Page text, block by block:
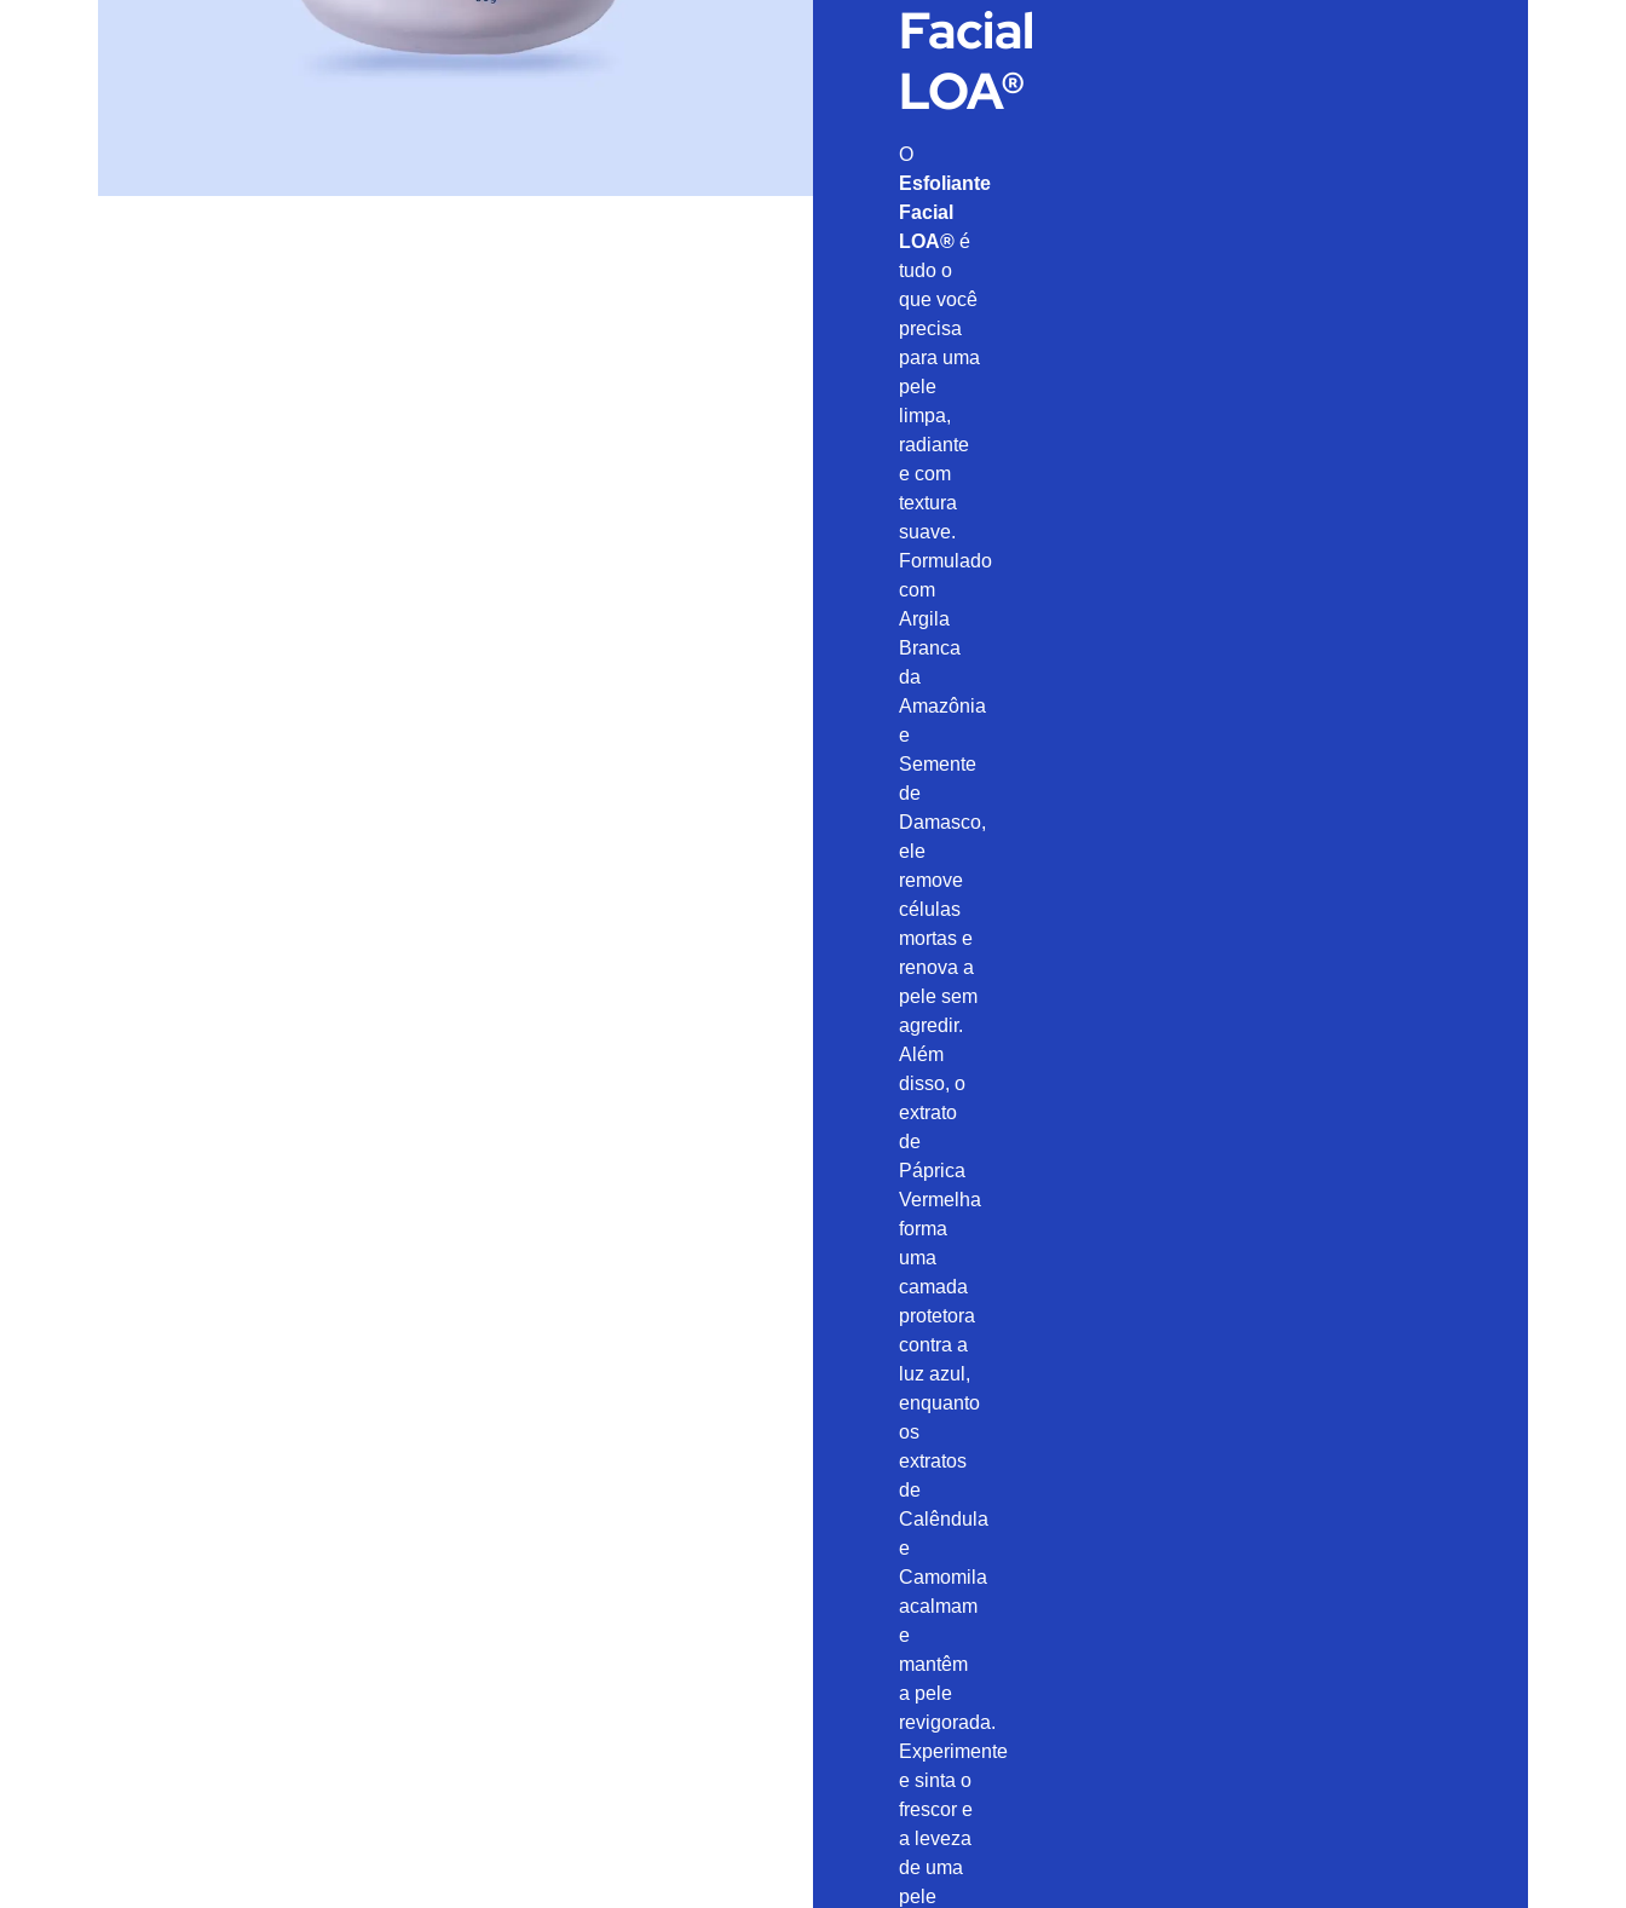
Facial
LOA®
O
Esfoliante
Facial
LOA®é
tudo o
que você
precisa
para uma
pele
limpa,
radiante
e com
textura
suave.
Formulado
com
Argila
Branca
da
Amazônia
e
Semente
de
Damasco,
ele
remove
células
mortas e
renova a
pele sem
agredir.
Além
disso, o
extrato
de
Páprica
Vermelha
forma
uma
camada
protetora
contra a
luz azul,
enquanto
os
extratos
de
Calêndula
e
Camomila
acalmam
e
mantêm
a pele
revigorada.
Experimente
e sinta o
frescor e
a leveza
de uma
pele